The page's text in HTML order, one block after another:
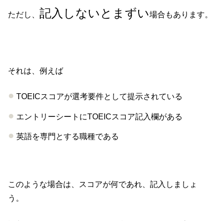
ただし、記入しないとまずい場合もあります。
それは、例えば
TOEICスコアが選考要件として提示されている
エントリーシートにTOEICスコア記入欄がある
英語を専門とする職種である
このような場合は、スコアが何であれ、記入しましょ
う。